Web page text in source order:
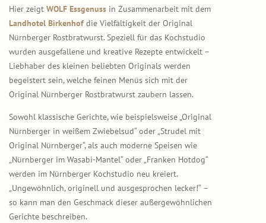
Hier zeigt WOLF Essgenuss in Zusammenarbeit mit dem
Landhotel Birkenhof die Vielfältigkeit der Original
Nürnberger Rostbratwurst. Speziell für das Kochstudio
wurden ausgefallene und kreative Rezepte entwickelt –
Liebhaber des kleinen beliebten Originals werden
begeistert sein, welche feinen Menüs sich mit der
Original Nürnberger Rostbratwurst zaubern lassen.
Sowohl klassische Gerichte, wie beispielsweise „Original
Nürnberger in weißem Zwiebelsud“ oder „Strudel mit
Original Nürnberger“, als auch moderne Speisen wie
„Nürnberger im Wasabi-Mantel“ oder „Franken Hotdog“
werden im Nürnberger Kochstudio neu kreiert.
„Ungewöhnlich, originell und ausgesprochen lecker!“ –
so kann man den Geschmack dieser außergewöhnlichen
Gerichte beschreiben.